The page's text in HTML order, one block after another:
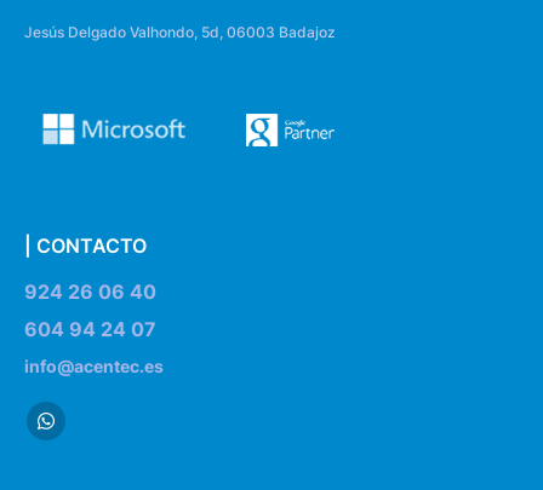
Jesús Delgado Valhondo, 5d, 06003 Badajoz
| CONTACTO
924 26 06 40
604 94 24 07
info@acentec.es